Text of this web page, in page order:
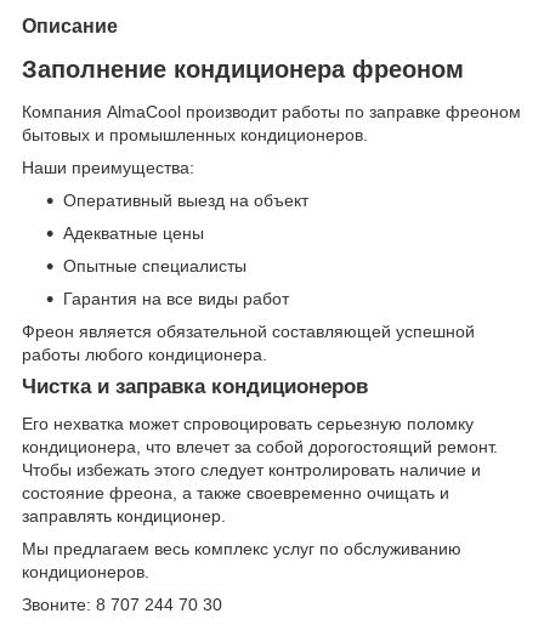
Описание
Заполнение кондиционера фреоном
Компания AlmaCool производит работы по заправке фреоном
бытовых и промышленных кондиционеров.
Наши преимущества:
Оперативный выезд на объект
Адекватные цены
Опытные специалисты
Гарантия на все виды работ
Фреон является обязательной составляющей успешной
работы любого кондиционера.
Чистка и заправка кондиционеров
Его нехватка может спровоцировать серьезную поломку
кондиционера, что влечет за собой дорогостоящий ремонт.
Чтобы избежать этого следует контролировать наличие и
состояние фреона, а также своевременно очищать и
заправлять кондиционер.
Мы предлагаем весь комплекс услуг по обслуживанию
кондиционеров.
Звоните: 8 707 244 70 30